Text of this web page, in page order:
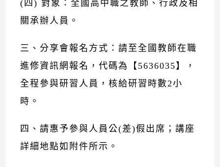
(四) 對象：全國高中職之教師、行政及相
關承辦人員。
三、分享會報名方式：請至全國教師在職
進修資訊網報名，代碼為【5636035】，
全程參與研習人員，核給研習時數2小
時。
四、請惠予參與人員公(差)假出席；講座
詳細地點如附件所示。